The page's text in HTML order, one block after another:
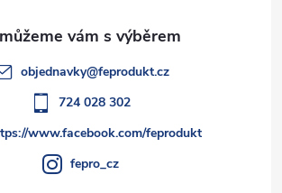
objednavky@feprodukt.cz
724 028 302
www.facebook.com/feprodukt
fepro_cz